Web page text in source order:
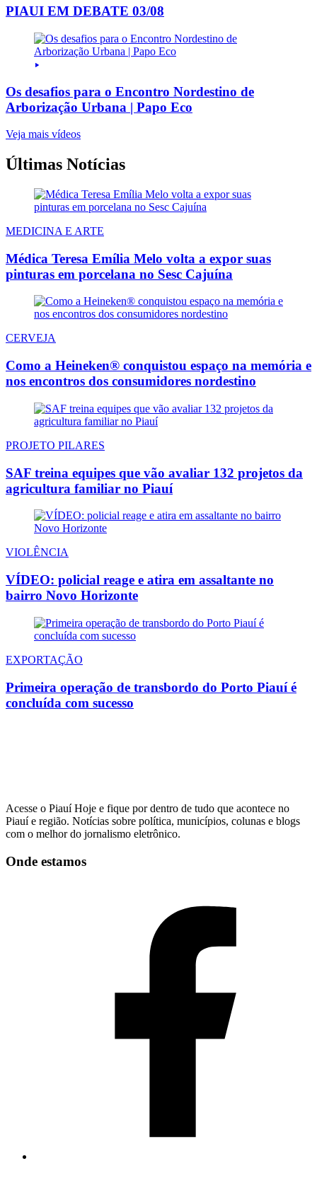
PIAUI EM DEBATE 03/08
Os desafios para o Encontro Nordestino de
Arborização Urbana | Papo Eco
Veja mais vídeos
Últimas Notícias
MEDICINA E ARTE
Médica Teresa Emília Melo volta a expor suas
pinturas em porcelana no Sesc Cajuína
CERVEJA
Como a Heineken® conquistou espaço na memória e
nos encontros dos consumidores nordestino
PROJETO PILARES
SAF treina equipes que vão avaliar 132 projetos da
agricultura familiar no Piauí
VIOLÊNCIA
VÍDEO: policial reage e atira em assaltante no
bairro Novo Horizonte
EXPORTAÇÃO
Primeira operação de transbordo do Porto Piauí é
concluída com sucesso
Acesse o Piauí Hoje e fique por dentro de tudo que acontece no
Piauí e região. Notícias sobre política, municípios, colunas e blogs
com o melhor do jornalismo eletrônico.
Onde estamos